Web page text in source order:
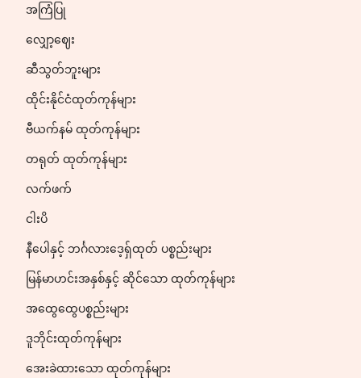
အကြံပြု
လျှော့ဈေး
ဆီသွတ်ဘူးများ
ထိုင်းနိုင်ငံထုတ်ကုန်များ
ဗီယက်နမ် ထုတ်ကုန်များ
တရုတ် ထုတ်ကုန်များ
လက်ဖက်
ငါးပိ
နီပေါနှင့် ဘင်္ဂလားဒေ့ရှ်ထုတ် ပစ္စည်းများ
မြန်မာဟင်းအနှစ်နှင့် ဆိုင်သော ထုတ်ကုန်များ
အထွေထွေပစ္စည်းများ
ဒူဘိုင်းထုတ်ကုန်များ
အေးခဲထားသော ထုတ်ကုန်များ